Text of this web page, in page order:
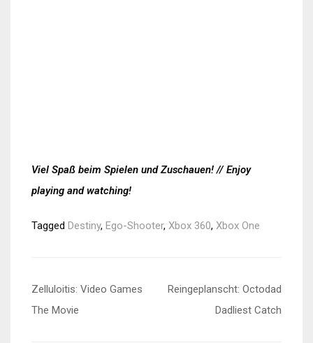
Viel Spaß beim Spielen und Zuschauen! // Enjoy
playing and watching!
Tagged Destiny, Ego-Shooter, Xbox 360, Xbox One
Beitragsnavigation
Zelluloitis: Video Games
The Movie
Reingeplanscht: Octodad
Dadliest Catch